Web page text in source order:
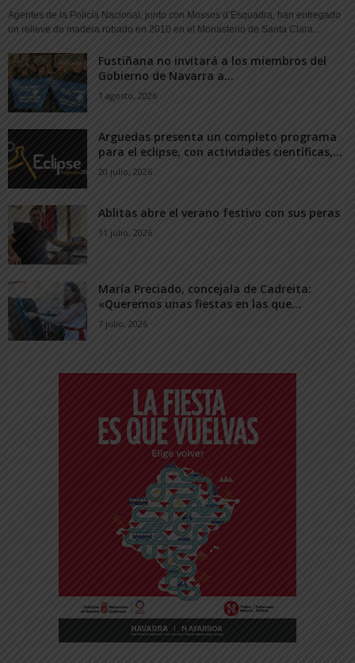
Agentes de la Policía Nacional, junto con Mossos d’Esquadra, han entregado
un relieve de madera robado en 2010 en el Monasterio de Santa Clara...
Fustiñana no invitará a los miembros del
Gobierno de Navarra a...
1 agosto, 2026
Arguedas presenta un completo programa
para el eclipse, con actividades científicas,...
20 julio, 2026
Ablitas abre el verano festivo con sus peras
11 julio, 2026
María Preciado, concejala de Cadreita:
«Queremos unas fiestas en las que...
7 julio, 2026